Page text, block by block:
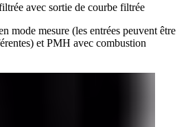
avec sortie de courbe filtrée
mode mesure (les entrées peuvent être
et PMH avec combustion